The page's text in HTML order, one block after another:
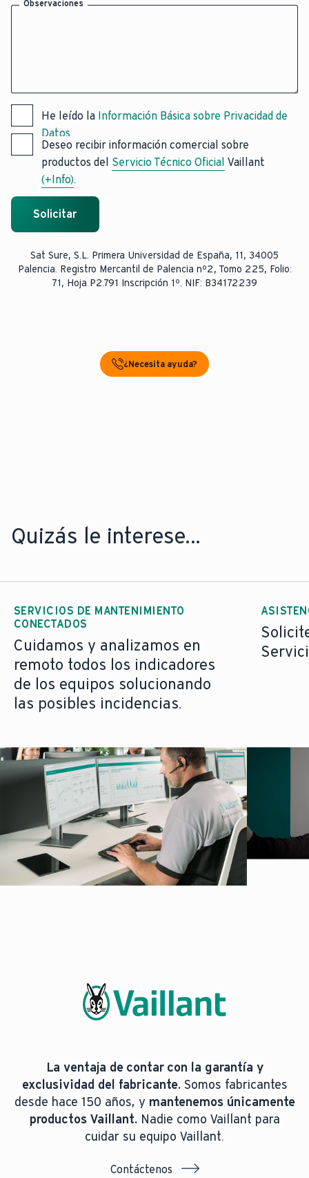
Observaciones
He leído la Información Básica sobre Privacidad de
Datos.
Deseo recibir información comercial sobre
productos del Servicio Técnico Oficial Vaillant
(+Info).
Solicitar
Sat Sure, S.L. Primera Universidad de España, 11, 34005
Palencia. Registro Mercantil de Palencia nº2, Tomo 225, Folio:
71, Hoja P2.791 Inscripción 1º. NIF: B34172239
¿Necesita ayuda?
Quizás le interese...
SERVICIOS DE MANTENIMIENTO
CONECTADOS
Cuidamos y analizamos en
remoto todos los indicadores
de los equipos solucionando
las posibles incidencias.
La ventaja de contar con la garantía y
exclusividad del fabricante.Somos fabricantes
desde hace 150 años, y mantenemos únicamente
productos Vaillant.Nadie como Vaillant para
cuidar su equipo Vaillant.
Contáctenos